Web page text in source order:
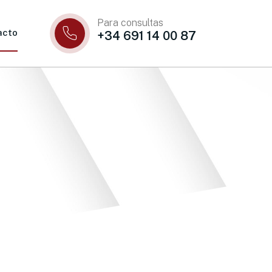
Para consultas
+34 691 14 00 87